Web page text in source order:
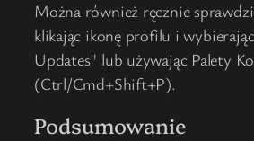
Można również ręcznie
klikając ikonę profilu i
Updates" lub używając Palety
(Ctrl/Cmd+Shift+P).
Podsumowanie